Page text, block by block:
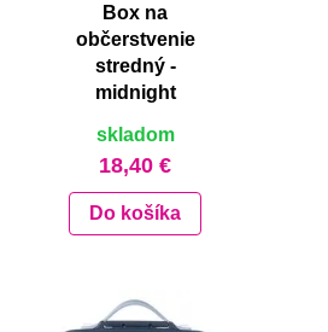
Box na
občerstvenie
stredný -
midnight
skladom
18,40 €
Do košíka